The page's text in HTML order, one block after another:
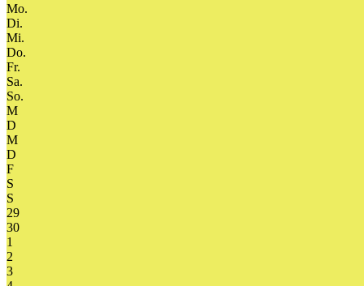
Mo.
Di.
Mi.
Do.
Fr.
Sa.
So.
M
D
M
D
F
S
S
29
30
1
2
3